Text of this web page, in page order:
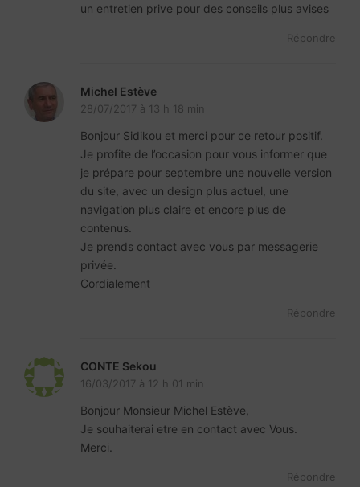
un entretien prive pour des conseils plus avises
Répondre
Michel Estève
28/07/2017 à 13 h 18 min
Bonjour Sidikou et merci pour ce retour positif.
Je profite de l’occasion pour vous informer que
je prépare pour septembre une nouvelle version
du site, avec un design plus actuel, une
navigation plus claire et encore plus de
contenus.
Je prends contact avec vous par messagerie
privée.
Cordialement
Répondre
CONTE Sekou
16/03/2017 à 12 h 01 min
Bonjour Monsieur Michel Estève,
Je souhaiterai etre en contact avec Vous.
Merci.
Répondre